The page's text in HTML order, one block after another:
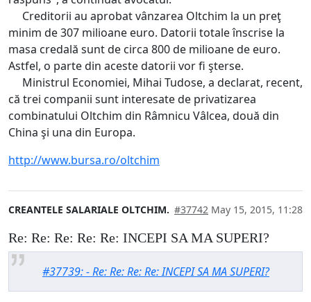
Creditorii au aprobat vânzarea Oltchim la un preţ
minim de 307 milioane euro. Datorii totale înscrise la
masa credală sunt de circa 800 de milioane de euro.
Astfel, o parte din aceste datorii vor fi şterse.
Ministrul Economiei, Mihai Tudose, a declarat, recent,
că trei companii sunt interesate de privatizarea
combinatului Oltchim din Râmnicu Vâlcea, două din
China şi una din Europa.
http://www.bursa.ro/oltchim
CREANTELE SALARIALE OLTCHIM. #37742 May 15, 2015, 11:28
Re: Re: Re: Re: Re: INCEPI SA MA SUPERI?
#37739: - Re: Re: Re: Re: INCEPI SA MA SUPERI?